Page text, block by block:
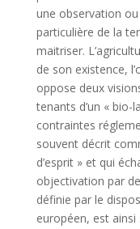
une observation
particulière de la
maitriser.
de son existence,
oppose deux
tenants d’un «
contraintes
souvent décrit
d’esprit » et qui
objectivation par
définie par le
européen, est